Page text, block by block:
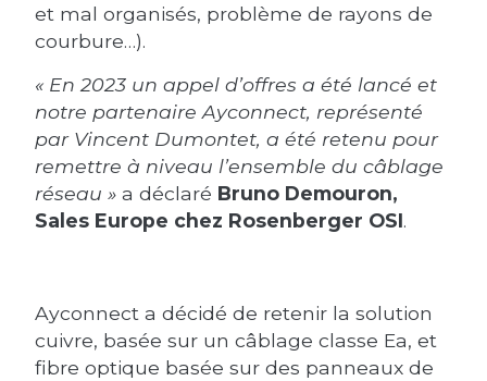
et mal organisés, problème de rayons de
courbure…).
« En 2023 un appel d’offres a été lancé et
notre partenaire Ayconnect, représenté
par Vincent Dumontet, a été retenu pour
remettre à niveau l’ensemble du câblage
réseau » a déclaré Bruno Demouron,
Sales Europe chez Rosenberger OSI.
Ayconnect a décidé de retenir la solution
cuivre, basée sur un câblage classe Ea, et
fibre optique basée sur des panneaux de